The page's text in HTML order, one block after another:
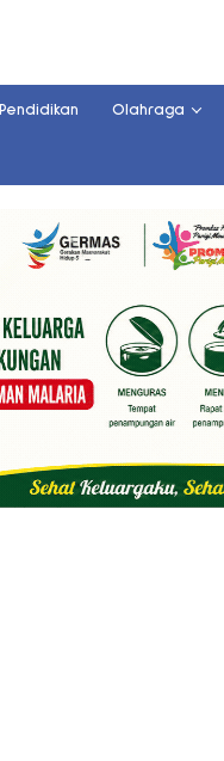
Pendidikan Olahraga